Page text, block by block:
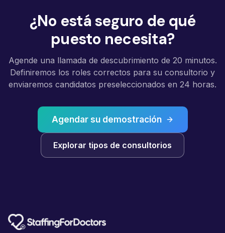
¿No está seguro de qué
puesto necesita?
Agende una llamada de descubrimiento de 20 minutos.
Definiremos los roles correctos para su consultorio y
enviaremos candidatos preseleccionados en 24 horas.
Agendar su demostración
Explorar tipos de consultorios